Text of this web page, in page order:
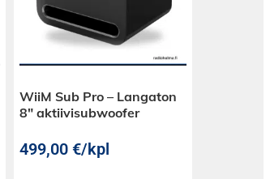
WiiM Sub Pro – Langaton
8″ aktiivisubwoofer
499,00 €/kpl